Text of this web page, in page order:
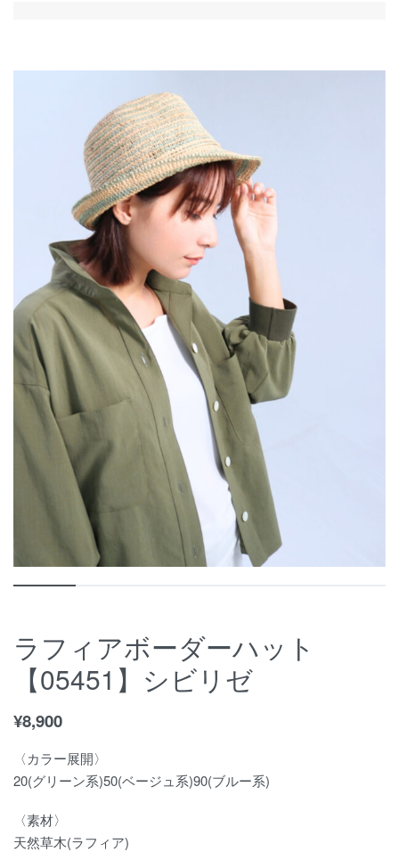
ラフィアボーダーハット
【05451】シビリゼ
¥8,900
〈カラー展開〉
20(グリーン系)50(ベージュ系)90(ブルー系)
〈素材〉
天然草木(ラフィア)